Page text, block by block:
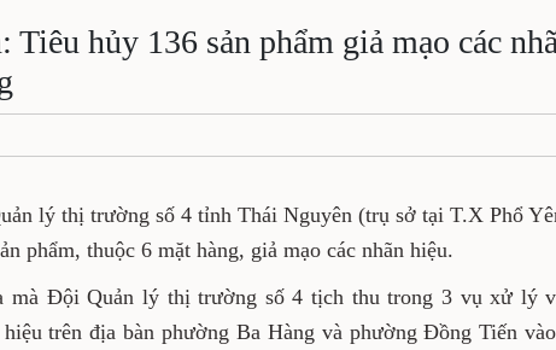
QUỐC TẾ TÀI NGUYÊN - MÔI TRƯỜNG THỂ THAO
Tiêu hủy 136 sản phẩm giả mạo các
lý thị trường số 4 tỉnh Thái Nguyên (trụ sở tại T.X Phổ
phẩm, thuộc 6 mặt hàng, giả mạo các nhãn hiệu.
mà Đội Quản lý thị trường số 4 tịch thu trong 3 vụ xử lý
hiệu trên địa bàn phường Ba Hàng và phường Đồng Tiến